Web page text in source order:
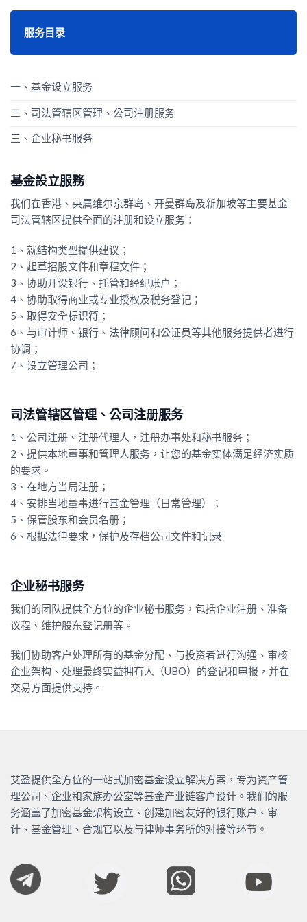
服务目录
一、基金设立服务
二、司法管辖区管理、公司注册服务
三、企业秘书服务
基金設立服務
我们在香港、英属维尔京群岛、开曼群岛及新加坡等主要基金
司法管辖区提供全面的注册和设立服务：
1、就结构类型提供建议；
2、起草招股文件和章程文件；
3、协助开设银行、托管和经纪账户；
4、协助取得商业或专业授权及税务登记；
5、取得安全标识符；
6、与审计师、银行、法律顾问和公证员等其他服务提供者进行
协调；
7、设立管理公司；
司法管辖区管理、公司注册服务
1、公司注册、注册代理人，注册办事处和秘书服务；
2、提供本地董事和管理人服务，让您的基金实体满足经济实质
的要求。
3、在地方当局注册；
4、安排当地董事进行基金管理（日常管理）；
5、保管股东和会员名册；
6、根据法律要求，保护及存档公司文件和记录
企业秘书服务
我们的团队提供全方位的企业秘书服务，包括企业注册、准备
议程、维护股东登记册等。
我们协助客户处理所有的基金分配、与投资者进行沟通、审核
企业架构、处理最终实益拥有人（UBO）的登记和申报，并在
交易方面提供支持。
艾盈提供全方位的一站式加密基金设立解决方案，专为资产管
理公司、企业和家族办公室等基金产业链客户设计。我们的服
务涵盖了加密基金架构设立、创建加密友好的银行账户、审
计、基金管理、合规官以及与律师事务所的对接等环节。